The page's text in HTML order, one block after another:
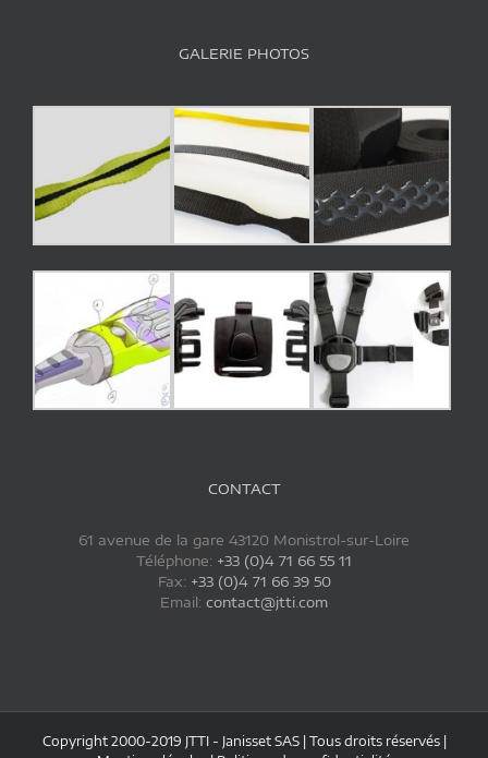
GALERIE PHOTOS
CONTACT
61 avenue de la gare 43120 Monistrol-sur-Loire
Téléphone: +33 (0)4 71 66 55 11
Fax: +33 (0)4 71 66 39 50
Email: contact@jtti.com
Copyright 2000-2019 JTTI - Janisset SAS | Tous droits réservés |